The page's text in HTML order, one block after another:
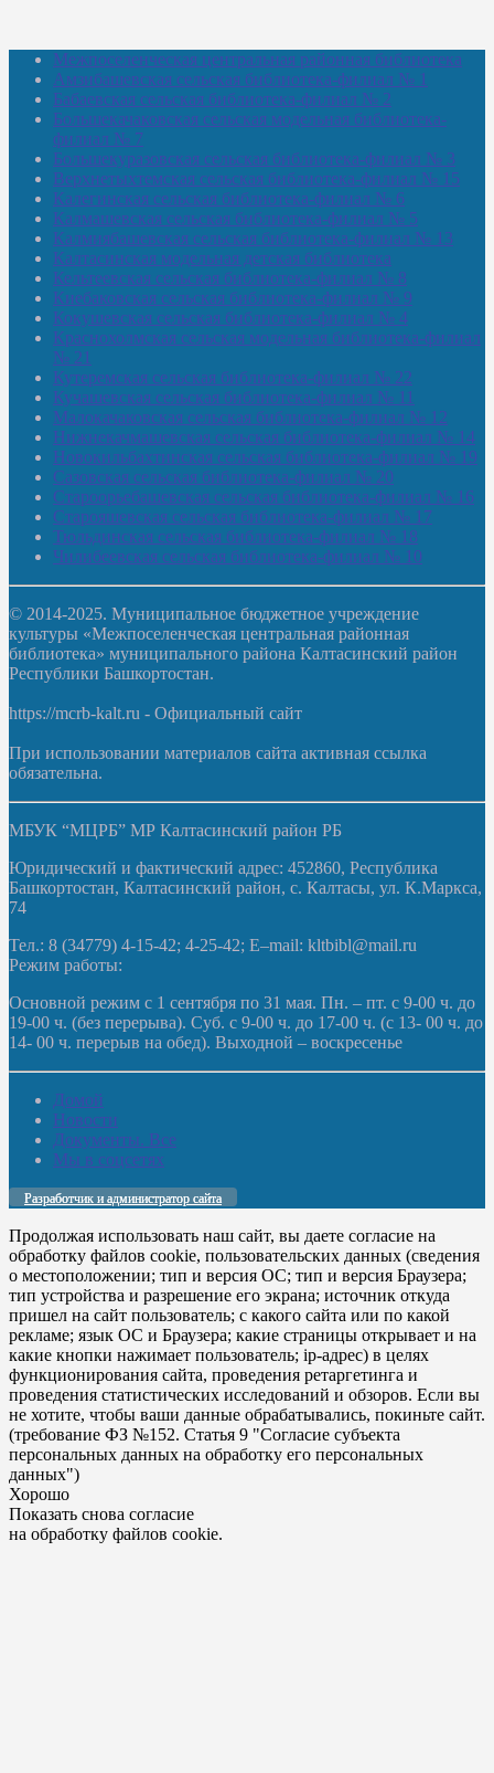
Межпоселенческая центральная районная библиотека
Амзибашевская сельская библиотека-филиал № 1
Бабаевская сельская библиотека-филиал № 2
Большекачаковская сельская модельная библиотека-
филиал № 7
Большекуразовская сельская библиотека-филиал № 3
Верхнетыхтемская сельская библиотека-филиал № 15
Калегинская сельская библиотека-филиал № 6
Калмашевская сельская библиотека-филиал № 5
Калмиябашевская сельская библиотека-филиал № 13
Калтасинская модельная детская библиотека
Кельтеевская сельская библиотека-филиал № 8
Киебаковская сельская библиотека-филиал № 9
Кокушевская сельская библиотека-филиал № 4
Краснохолмская сельская модельная библиотека-филиал
№ 21
Кутеремская сельская библиотека-филиал № 22
Кучашевская сельская библиотека-филиал № 11
Малокачаковская сельская библиотека-филиал № 12
Нижнекачмашевская сельская библиотека-филиал № 14
Новокильбахтинская сельская библиотека-филиал № 19
Сазовская сельская библиотека-филиал № 20
Староорьебашевская сельская библиотека-филиал № 16
Старояшевская сельская библиотека-филиал № 17
Тюльдинская сельская библиотека-филиал № 18
Чилибеевская сельская библиотека-филиал № 10
© 2014-2025. Муниципальное бюджетное учреждение
культуры «Межпоселенческая центральная районная
библиотека» муниципального района Калтасинский район
Республики Башкортостан.
https://mcrb-kalt.ru - Официальный сайт
При использовании материалов сайта активная ссылка
обязательна.
МБУК “МЦРБ” МР Калтасинский район РБ
Юридический и фактический адрес: 452860, Республика
Башкортостан, Калтасинский район, с. Калтасы, ул. К.Маркса,
74
Тел.: 8 (34779) 4-15-42; 4-25-42; E–mail: kltbibl@mail.ru
Режим работы:
Основной режим с 1 сентября по 31 мая. Пн. – пт. с 9-00 ч. до
19-00 ч. (без перерыва). Суб. с 9-00 ч. до 17-00 ч. (с 13- 00 ч. до
14- 00 ч. перерыв на обед). Выходной – воскресенье
Домой
Новости
Документы. Все
Мы в соцсетях
Разработчик и администратор сайта
Продолжая использовать наш сайт, вы даете согласие на
обработку файлов cookie, пользовательских данных (сведения
о местоположении; тип и версия ОС; тип и версия Браузера;
тип устройства и разрешение его экрана; источник откуда
пришел на сайт пользователь; с какого сайта или по какой
рекламе; язык ОС и Браузера; какие страницы открывает и на
какие кнопки нажимает пользователь; ip-адрес) в целях
функционирования сайта, проведения ретаргетинга и
проведения статистических исследований и обзоров. Если вы
не хотите, чтобы ваши данные обрабатывались, покиньте сайт.
(требование ФЗ №152. Статья 9 "Согласие субъекта
персональных данных на обработку его персональных
данных")
Хорошо
Показать снова согласие
на обработку файлов cookie.